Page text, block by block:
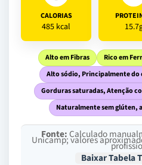
CALORIAS
485 kcal
Alto em Fibras Rico em
Alto sódio, Principalmente do
Gorduras saturadas, Atenção
Naturalmente sem glúten,
Fonte:Calculado
Unicamp; valores
Baixar Tabela